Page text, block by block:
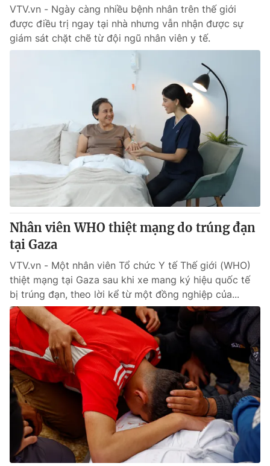
Hậu trường
Nhân vật
Giải trí
Điện ảnh
Đời sống
Chất lượng cuộc sống
Học trực tuyến
Hitech Công nghệ tương lai
Sản phẩm
Thị trường
Tư vấn
Giao lưu trực tuyến
Lịch phát sóng
Chuyên mục khác
Emagazine
Photo Infographic
Video Shorts video
VTV Money VTV Thể thao
VTV Sức khoẻ Bất động sản
Thị trường 24h Tấm lòng Việt
VTV4 Vươn mình bằng AI
VTV.vn - Ngày càng nhiều bệnh nhân trên thế giới
được điều trị ngay tại nhà nhưng vẫn nhận được sự
giám sát chặt chẽ từ đội ngũ nhân viên y tế.
Nhân viên WHO thiệt mạng do trúng đạn
tại Gaza
VTV.vn - Một nhân viên Tổ chức Y tế Thế giới (WHO)
thiệt mạng tại Gaza sau khi xe mang ký hiệu quốc tế
bị trúng đạn, theo lời kể từ một đồng nghiệp của...